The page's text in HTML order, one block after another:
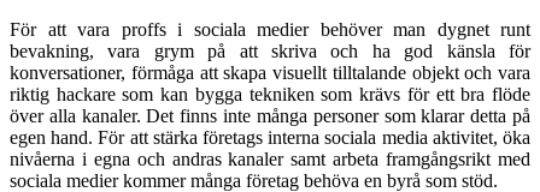
För att vara proffs i sociala medier behöver man dygnet runt
bevakning, vara grym på att skriva och ha god känsla för
konversationer, förmåga att skapa visuellt tilltalande objekt och vara
riktig hackare som kan bygga tekniken som krävs för ett bra flöde
över alla kanaler. Det finns inte många personer som klarar detta på
egen hand. För att stärka företags interna sociala media aktivitet, öka
nivåerna i egna och andras kanaler samt arbeta framgångsrikt med
sociala medier kommer många företag behöva en byrå som stöd.